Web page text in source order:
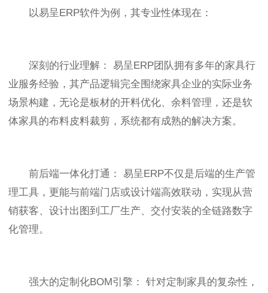
以易呈ERP软件为例，其专业性体现在：
深刻的行业理解： 易呈ERP团队拥有多年的家具行
业服务经验，其产品逻辑完全围绕家具企业的实际业务
场景构建，无论是板材的开料优化、余料管理，还是软
体家具的布料皮料裁剪，系统都有成熟的解决方案。
前后端一体化打通： 易呈ERP不仅是后端的生产管
理工具，更能与前端门店或设计端高效联动，实现从营
销获客、设计出图到工厂生产、交付安装的全链路数字
化管理。
强大的定制化BOM引擎： 针对定制家具的复杂性，